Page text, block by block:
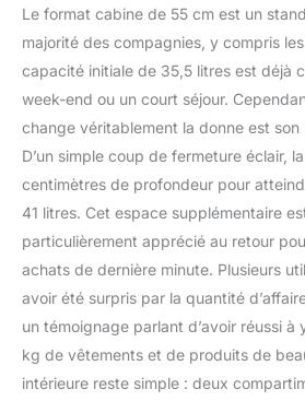
Le format cabine de 55 cm est un
majorité des compagnies, y compris
capacité initiale de 35,5 litres est déjà
week-end ou un court séjour.
change véritablement la donne est son
D’un simple coup de fermeture éclair,
centimètres de profondeur pour
41 litres. Cet espace supplémentaire
particulièrement apprécié au retour
achats de dernière minute. Plusieurs
avoir été surpris par la quantité
un témoignage parlant d’avoir réussi à
kg de vêtements et de produits de
intérieure reste simple : deux